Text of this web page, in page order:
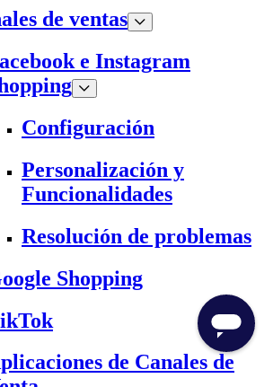
de ventas
e Instagram
Configuración
Personalización y
Funcionalidades
Resolución de problemas
Shopping
de Canales de